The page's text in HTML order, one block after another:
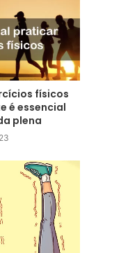
físicos
é essencial
plena